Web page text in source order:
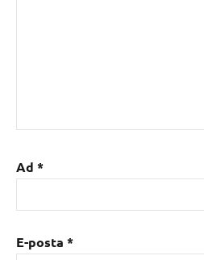
Ad *
E-posta *